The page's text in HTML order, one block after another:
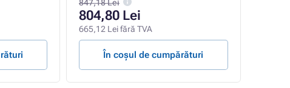
847,18 Lei
804,80 Lei
665,12 Lei fără TVA
În coșul de cumpărături